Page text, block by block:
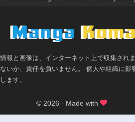
報と画像は、インターネット上で収集され
いか、責任を負いません。 個人や組織に影
ます。
© 2026 - Made with